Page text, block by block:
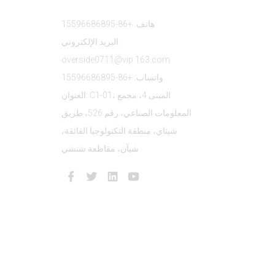
هاتف: +86-15596686895
البريد الإلكتروني:
overside0711@vip.163.com
واتساب: +86-15596686895
العنوان: C1-01، المبنى 4، مجمع
المعلومات الصناعي، رقم 526، طريق
شيتاي، منطقة التكنولوجيا الفائقة،
شيآن، مقاطعة شنشي